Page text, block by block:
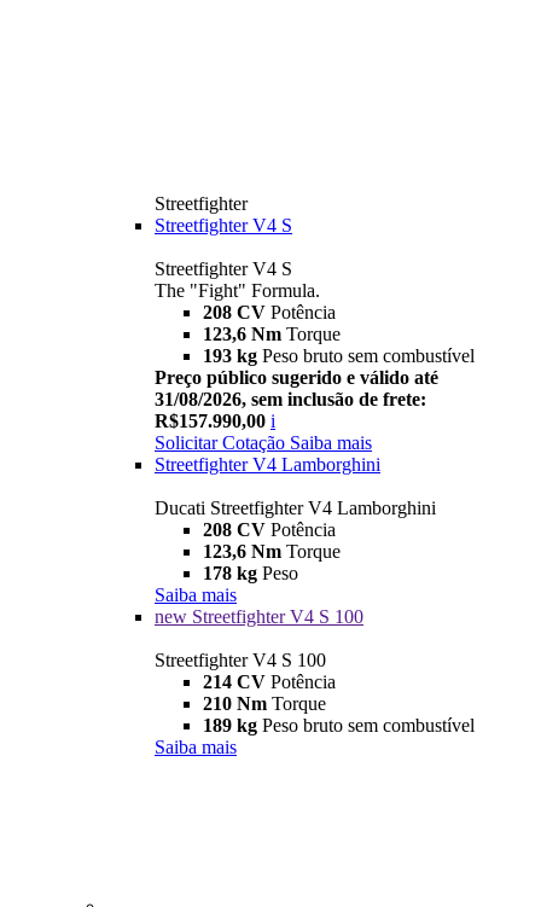
Streetfighter
Streetfighter V4 S
Streetfighter V4 S
The "Fight" Formula.
208 CV Potência
123,6 Nm Torque
193 kg Peso bruto sem combustível
Preço público sugerido e válido até
31/08/2026, sem inclusão de frete:
R$157.990,00 i
Solicitar Cotação Saiba mais
Streetfighter V4 Lamborghini
Ducati Streetfighter V4 Lamborghini
208 CV Potência
123,6 Nm Torque
178 kg Peso
Saiba mais
new Streetfighter V4 S 100
Streetfighter V4 S 100
214 CV Potência
210 Nm Torque
189 kg Peso bruto sem combustível
Saiba mais